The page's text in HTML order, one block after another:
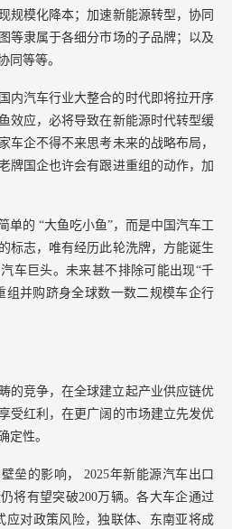
规模化降本；加速新能源转型，协同
等隶属于各细分市场的子品牌；以及
同等等。
内汽车行业大整合的时代即将拉开序
效应，必将导致在新能源时代转型缓
车企不得不来思考未来的战略布局，
牌国企也许会有跟进重组的动作，加
单的 “大鱼吃小鱼”，而是中国汽车工
标志，唯有经历此轮洗牌，方能诞生
车巨头。未来甚不排除可能出现“千
组并购跻身全球数一数二规模车企行
的竞争，在全球建立起产业供应链优
受红利，在更广阔的市场建立先发优
定性。
垒的影响， 2025年新能源汽车出口
将有望突破200万辆。各大车企通过
应对政策风险，独联体、东南亚将成